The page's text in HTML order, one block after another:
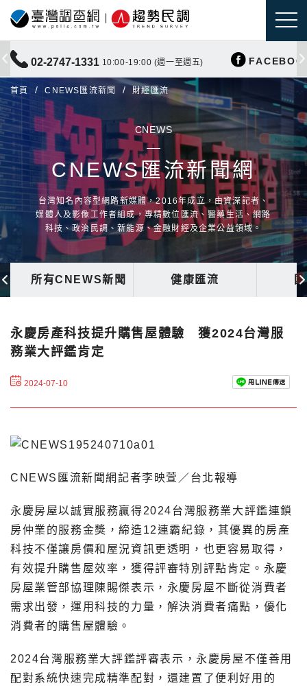
02-2747-1331 10:00-19:00 (週一至週五)
首頁 CNEWS匯流新聞 財經匯流
CNEWS
CNEWS匯流新聞網
台灣知名內容型網路新媒體，2016年成立，由資深記者、
媒體人及影像工作者組成，專精數位匯流、醫藥生活、網路
科技、政治民調、新能源、金融財經及企業公益領域。
所有CNEWS新聞 健康匯流
永慶房產科技提升購售屋體驗 獲2024台灣服
務業大評鑑肯定
2024-07-10
CNEWS匯流新聞網記者李映萱／台北報導
永慶房屋以誠實服務贏得2024台灣服務業大評鑑連鎖
房仲業的服務金獎，締造12連霸紀錄，其優異的房產
科技不僅讓房價和屋況資訊更透明，也更容易取得，
有效提升購售屋效率，獲得評審特別評點肯定。永慶
房屋業管部協理陳賜傑表示，永慶房屋不斷從消費者
需求出發，運用科技的力量，解決消費者痛點，優化
消費者的購售屋體驗。
2024台灣服務業大評鑑評審表示，永慶房屋不僅善用
配對系統快速完成精準配對，還建置了便利好用的